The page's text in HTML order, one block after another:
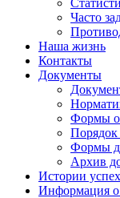
Часто
Наша жизнь
Контакты
Документы
Формы
Порядок
Формы
Архив
Истории
Информация о